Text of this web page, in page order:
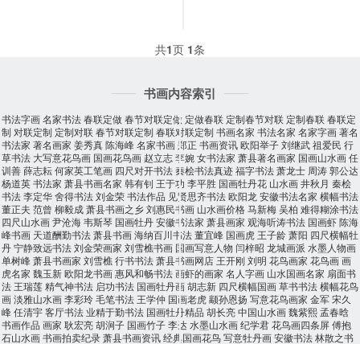
共1页 1条
书画内容索引
书法字画名家书法春联定做春节对联定做 定做春联 定制春节对联 定制春联春联定
制 对联定制 定制对联春节对联定制 春联对联定制 书画名家 书法名家 名家字画著名
书法家 著名画家 姜秀真陈海峰名家书画郑正 书画资讯欧阳举子刘继武祖爱民 行
草书法 大写意花鸟画 国画花鸟画 赵立志李婉 女书法家 萧县著名画家 国画山水画任
训善薛志耘何家英工笔画 四尺对开书法秦桧书法真迹福字书法萧龙士 周涛郭公达
杨道英书法家 萧县书画名家 韩有钊 王于功 李平胜 国画牡丹花 山水画井秋月 秦桧
书法李定华舍得书法刘金荣书法作品 见贤思齐书法欧阳龙安徽书法名家 横幅书法
董正夫 范曾 柳毅成萧县书画之乡刘惠民书画 山水画价格马新梅吴柏 难得糊涂书法
四尺山水画尹沧海韦斯琴 国画牡丹安徽书法家 萧县画家 观海听涛书法 国画虾陈海
峰书画 天道酬勤书法萧县书画海纳百川书法董宜峰 国画虎 王子龄萧阳 四尺横幅牡
丹宁静致远书法刘金荣画家 刘雪樵书画 国画写意人物 闫梓昭 龙城画派 水墨人物画
单树峰萧县书画家 刘雪樵行书书法萧县书画网店 王开刚刘明 花鸟画家 花鸟画画
虎名家 魏玉新欧阳龙书画惠风和畅书法画虾的画家 名人字画 山水国画名家 扇面书
法 王瑞莲精气神书法 启功书法 国画牡丹画胡志新 四尺横幅国画草书书法横幅花鸟
画淡雅山水画李彩玲毛笔书法 王学仲 国画老虎颛孙恩扬 写意花鸟画家 金军宋久
峰任清宇客厅书法业精于勤书法 国画牡丹精品 胡长亮中国山水画魏紫熙孟春晗
书画作品 画家 耿宏亮胡涧子 国画竹子李达水墨山水画纪学君花鸟画四条屏傅抱
石山水画书画拍卖纪录萧县书画资讯经典国画花鸟写意牡丹画安徽书法林散之书